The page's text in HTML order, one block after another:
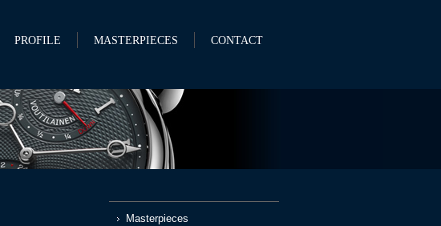
PROFILE MASTERPIECES CONTACT
Masterpieces